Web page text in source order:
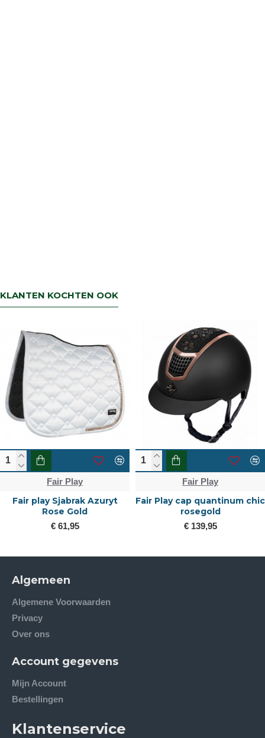
KLANTEN KOCHTEN OOK
Fair Play
Fair play Sjabrak Azuryt
Rose Gold
€ 61,95
Fair Play
Fair Play cap quantinum chic
rosegold
€ 139,95
Algemeen
Algemene Voorwaarden
Privacy
Over ons
Account gegevens
Mijn Account
Bestellingen
Klantenservice